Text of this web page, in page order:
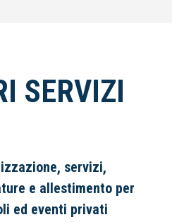
SERVIZI
servizi,
e allestimento per
ed eventi privati